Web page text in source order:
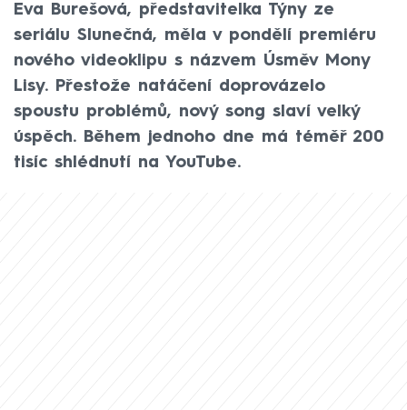
Eva Burešová, představitelka Týny ze
seriálu Slunečná, měla v pondělí premiéru
nového videoklipu s názvem Úsměv Mony
Lisy. Přestože natáčení doprovázelo
spoustu problémů, nový song slaví velký
úspěch. Během jednoho dne má téměř 200
tisíc shlédnutí na YouTube.